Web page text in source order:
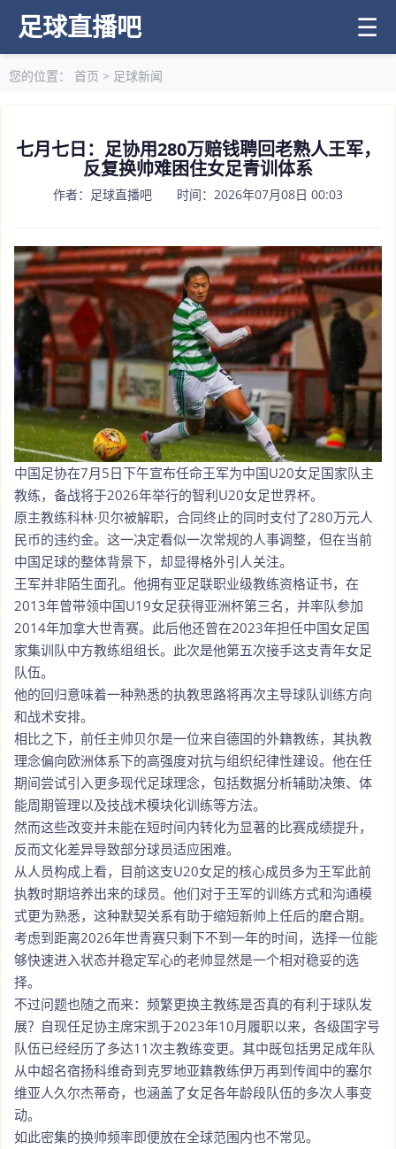
足球直播吧 ☰
您的位置： 首页 > 足球新闻
七月七日：足协用280万赔钱聘回老熟人王军，
反复换帅难困住女足青训体系
作者：足球直播吧 时间：2026年07月08日 00:03
中国足协在7月5日下午宣布任命王军为中国U20女足国家队主
教练，备战将于2026年举行的智利U20女足世界杯。
原主教练科林·贝尔被解职，合同终止的同时支付了280万元人
民币的违约金。这一决定看似一次常规的人事调整，但在当前
中国足球的整体背景下，却显得格外引人关注。
王军并非陌生面孔。他拥有亚足联职业级教练资格证书，在
2013年曾带领中国U19女足获得亚洲杯第三名，并率队参加
2014年加拿大世青赛。此后他还曾在2023年担任中国女足国
家集训队中方教练组组长。此次是他第五次接手这支青年女足
队伍。
他的回归意味着一种熟悉的执教思路将再次主导球队训练方向
和战术安排。
相比之下，前任主帅贝尔是一位来自德国的外籍教练，其执教
理念偏向欧洲体系下的高强度对抗与组织纪律性建设。他在任
期间尝试引入更多现代足球理念，包括数据分析辅助决策、体
能周期管理以及技战术模块化训练等方法。
然而这些改变并未能在短时间内转化为显著的比赛成绩提升，
反而文化差异导致部分球员适应困难。
从人员构成上看，目前这支U20女足的核心成员多为王军此前
执教时期培养出来的球员。他们对于王军的训练方式和沟通模
式更为熟悉，这种默契关系有助于缩短新帅上任后的磨合期。
考虑到距离2026年世青赛只剩下不到一年的时间，选择一位能
够快速进入状态并稳定军心的老帅显然是一个相对稳妥的选
择。
不过问题也随之而来：频繁更换主教练是否真的有利于球队发
展？自现任足协主席宋凯于2023年10月履职以来，各级国字号
队伍已经经历了多达11次主教练变更。其中既包括男足成年队
从中超名宿扬科维奇到克罗地亚籍教练伊万再到传闻中的塞尔
维亚人久尔杰蒂奇，也涵盖了女足各年龄段队伍的多次人事变
动。
如此密集的换帅频率即便放在全球范围内也不常见。